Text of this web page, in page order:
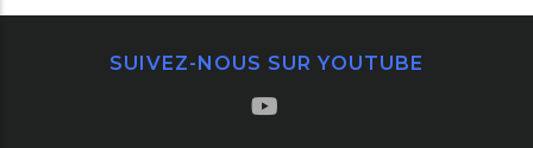
SUIVEZ-NOUS SUR YOUTUBE